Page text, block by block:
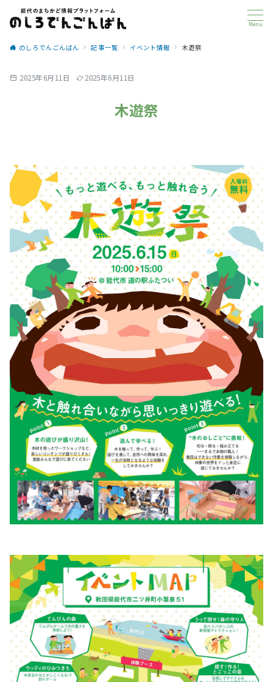
Menu
のしろでんごんばん 記事一覧 イベント情報 木遊祭
2025年6月11日 2025年6月11日
木遊祭